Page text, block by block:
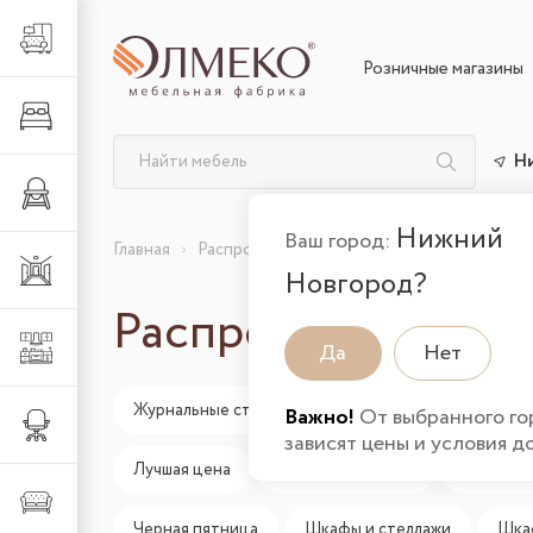
Гостиная
Кухня
Розничные магазины
Ваш город: Нижний
Новгород?
Да Нет
Важно! От выбранного
зависят цены и условия
Главная Распродажа
Распродажа
Журнальные столики Зеркала
Лучшая цена